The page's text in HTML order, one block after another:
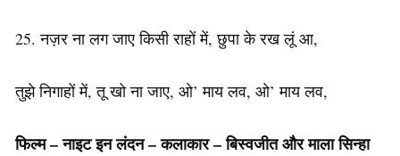
25. नज़र ना लग जाए किसी राहों में, छुपा के रख लूं आ,
तुझे निगाहों में, तू खो ना जाए, ओ’ माय लव, ओ’ माय लव,
फिल्म – नाइट इन लंदन – कलाकार – बिस्वजीत और माला सिन्हा